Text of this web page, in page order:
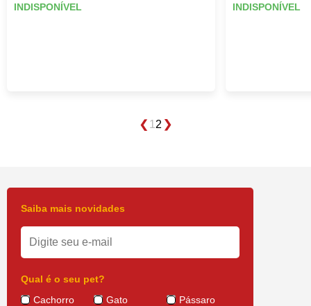
INDISPONÍVEL INDISPONÍVEL
1 2
Saiba mais novidades
Qual é o seu pet?
Cachorro
Gato Pássaro